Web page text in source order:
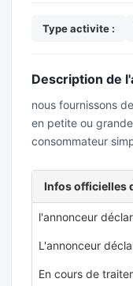
Type activite :
Description de
nous fournissons
en petite ou
consommateur
Infos officielles
l'annonceur
L'annonceur
En cours de